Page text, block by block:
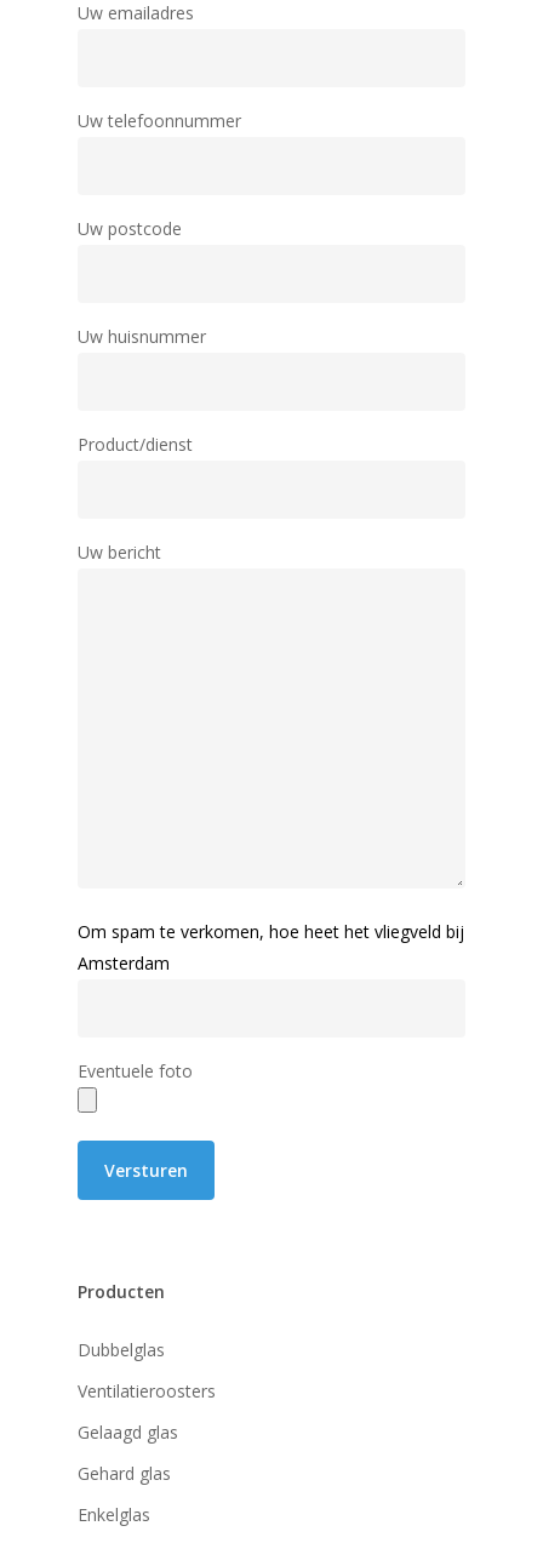
Uw emailadres
Uw telefoonnummer
Uw postcode
Uw huisnummer
Product/dienst
Uw bericht
Om spam te verkomen, hoe heet het vliegveld bij
Amsterdam
Eventuele foto
Producten
Dubbelglas
Ventilatieroosters
Gelaagd glas
Gehard glas
Enkelglas